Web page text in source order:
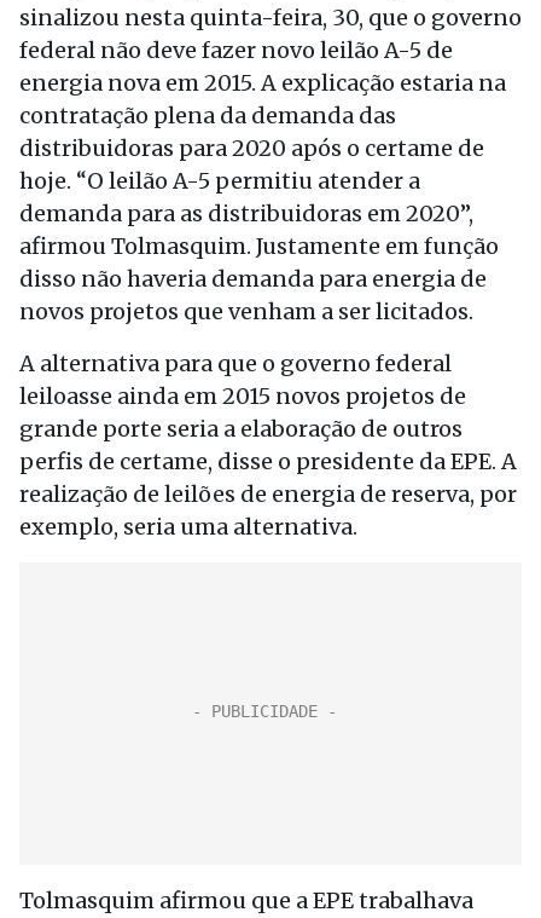
sinalizou nesta quinta-feira, 30, que o governo
federal não deve fazer novo leilão A-5 de
energia nova em 2015. A explicação estaria na
contratação plena da demanda das
distribuidoras para 2020 após o certame de
hoje. “O leilão A-5 permitiu atender a
demanda para as distribuidoras em 2020”,
afirmou Tolmasquim. Justamente em função
disso não haveria demanda para energia de
novos projetos que venham a ser licitados.
A alternativa para que o governo federal
leiloasse ainda em 2015 novos projetos de
grande porte seria a elaboração de outros
perfis de certame, disse o presidente da EPE. A
realização de leilões de energia de reserva, por
exemplo, seria uma alternativa.
Tolmasquim afirmou que a EPE trabalhava